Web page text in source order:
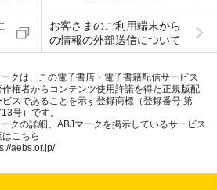
お客さまのご利用端末から
の情報の外部送信について
クは、この電子書店・電子書籍配信サービス
作権者からコンテンツ使用許諾を得た正規版配
ビスであることを示す登録商標（登録番号 第
号）です。
クの詳細、ABJマークを掲示しているサービス
こちら
aebs.or.jp/